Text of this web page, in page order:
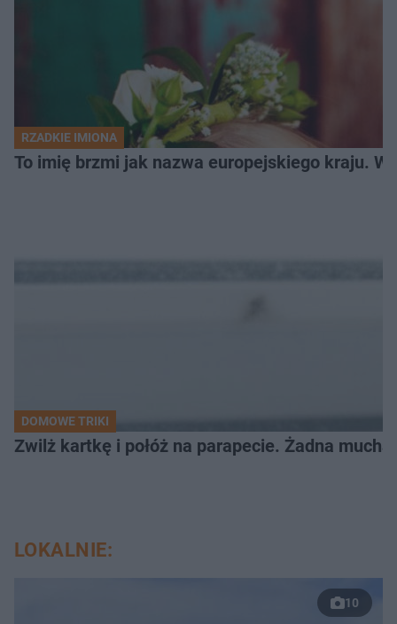
RZADKIE IMIONA
To imię brzmi jak nazwa europejskiego kraju.
DOMOWE TRIKI
Zwilż kartkę i połóż na parapecie. Żadna
LOKALNIE:
10